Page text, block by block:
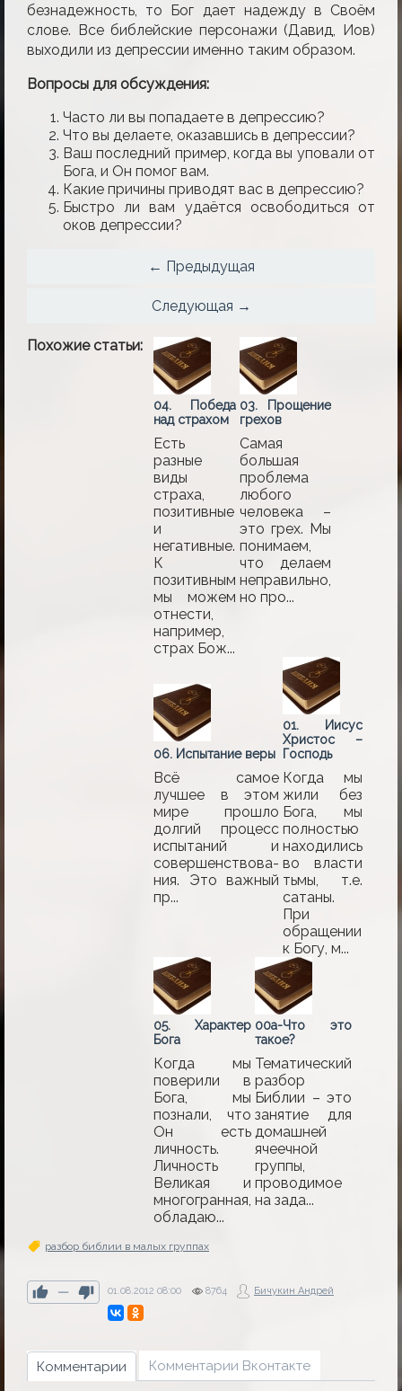
безнадежность, то Бог дает надежду в Своём
слове. Все библейские персонажи (Давид, Иов)
выходили из депрессии именно та­ким образом.
Вопросы для обсуждения:
Часто ли вы попадаете в депрессию?
Что вы делаете, оказавшись в депрессии?
Ваш последний пример, когда вы уповали от
Бога, и Он помог вам.
Какие причины приводят вас в депрессию?
Быстро ли вам удаётся освободиться от
оков депрессии?
← Предыдущая
Следующая →
Похожие статьи:
04. Победа
над страхом
Есть
разные
виды
страха,
позитивные
и
негативные.
К
позитивным
мы можем
отнести,
например,
страх Бож...
03. Прощение
грехов
Самая
большая
проблема
любого
человека –
это грех. Мы
понимаем,
что делаем
неправильно,
но про...
06. Испытание веры
Всё самое
лучшее в этом
мире прошло
долгий процесс
испытаний и
совершенствова­
ния. Это важный
пр...
01. Иисус
Христос –
Господь
Когда мы
жили без
Бога, мы
полностью
находились
во власти
тьмы, т.е.
сатаны.
При
обращении
к Богу, м...
05. Характер
Бога
Когда мы
поверили в
Бога, мы
познали, что
Он есть
личность.
Личность
Великая и
многогранная,
обладаю...
00а-Что это
такое?
Тематический
разбор
Библии – это
занятие для
домашней
ячеечной
группы,
прово­димое
на зада...
разбор библии в малых группах
— 01.08.2012 08:00 8764 Бичукин Андрей
Комментарии Комментарии Вконтакте